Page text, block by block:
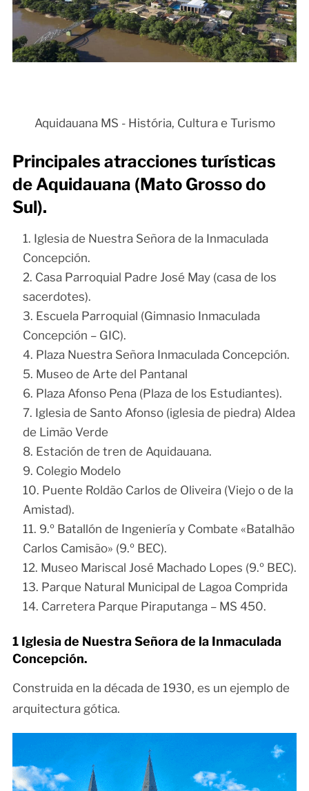
Aquidauana MS - História, Cultura e Turismo
Principales atracciones turísticas
de Aquidauana (Mato Grosso do
Sul).
Iglesia de Nuestra Señora de la Inmaculada
Concepción.
Casa Parroquial Padre José May (casa de los
sacerdotes).
Escuela Parroquial (Gimnasio Inmaculada
Concepción – GIC).
Plaza Nuestra Señora Inmaculada Concepción.
Museo de Arte del Pantanal
Plaza Afonso Pena (Plaza de los Estudiantes).
Iglesia de Santo Afonso (iglesia de piedra) Aldea
de Limão Verde
Estación de tren de Aquidauana.
Colegio Modelo
Puente Roldão Carlos de Oliveira (Viejo o de la
Amistad).
9.º Batallón de Ingeniería y Combate «Batalhão
Carlos Camisão» (9.º BEC).
Museo Mariscal José Machado Lopes (9.º BEC).
Parque Natural Municipal de Lagoa Comprida
Carretera Parque Piraputanga – MS 450.
1 Iglesia de Nuestra Señora de la Inmaculada
Concepción.
Construida en la década de 1930, es un ejemplo de
arquitectura gótica.